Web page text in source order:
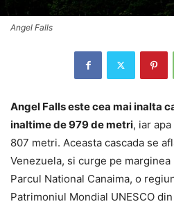
Angel Falls
Angel Falls este cea mai inalta
inaltime de 979 de metri, iar
807 metri. Aceasta cascada se
Venezuela, si curge pe
Parcul National Canaima, o
Patrimoniul Mondial UNESCO